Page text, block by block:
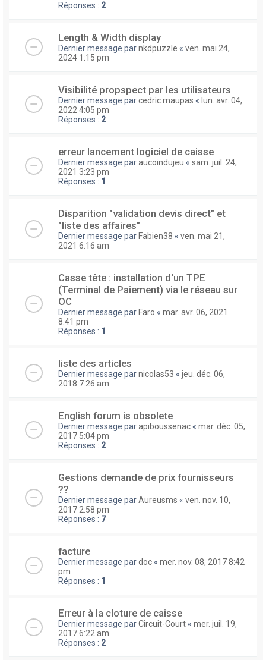
Réponses : 2
Length & Width display
Dernier message parnkdpuzzle « ven. mai 24,
2024 1:15 pm
Visibilité propspect par les utilisateurs
Dernier message parcedric.maupas « lun. avr. 04,
2022 4:05 pm
Réponses : 2
erreur lancement logiciel de caisse
Dernier message paraucoindujeu « sam. juil. 24,
2021 3:23 pm
Réponses : 1
Disparition "validation devis direct" et
"liste des affaires"
Dernier message parFabien38 « ven. mai 21,
2021 6:16 am
Casse tête : installation d'un TPE
(Terminal de Paiement) via le réseau sur
OC
Dernier message parFaro « mar. avr. 06, 2021
8:41 pm
Réponses : 1
liste des articles
Dernier message parnicolas53 « jeu. déc. 06,
2018 7:26 am
English forum is obsolete
Dernier message parapiboussenac « mar. déc. 05,
2017 5:04 pm
Réponses : 2
Gestions demande de prix fournisseurs
??
Dernier message parAureusms « ven. nov. 10,
2017 2:58 pm
Réponses : 7
facture
Dernier message pardoc « mer. nov. 08, 2017 8:42
pm
Réponses : 1
Erreur à la cloture de caisse
Dernier message parCircuit-Court « mer. juil. 19,
2017 6:22 am
Réponses : 2